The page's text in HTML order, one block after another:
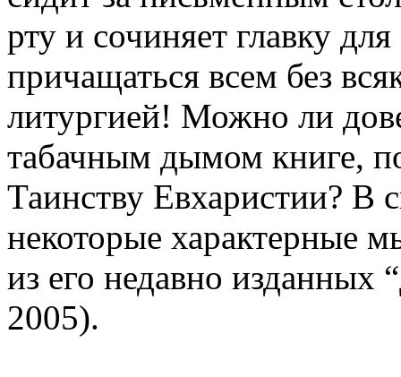
рту и сочиняет главку
причащаться всем без
литургией! Можно ли
табачным дымом книге,
Таинству Евхаристии? В
некоторые характерные
из его недавно
2005).